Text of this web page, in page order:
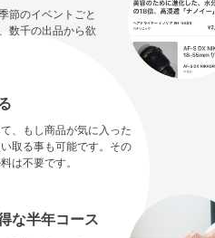
節のイベントごと
数千の出品から欲
、もし商品が気に入った
取る事も可能です。その
は不要です。
な半年コース